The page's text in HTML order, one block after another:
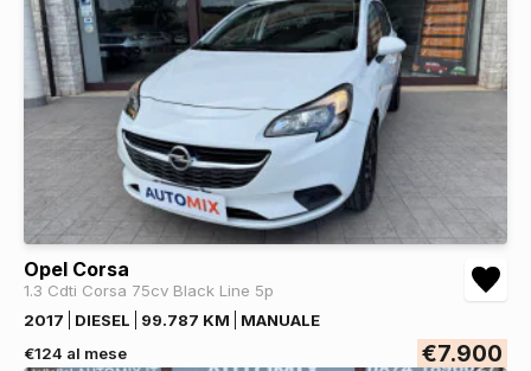
Cristalli atermici DI SERIE
Opel Corsa
1.3 Cdti Corsa 75cv Black Line 5p
2017
DIESEL 99.787 KM
MANUALE
€124 al mese
€7.900